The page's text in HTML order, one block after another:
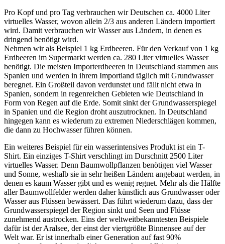
Pro Kopf und pro Tag verbrauchen wir Deutschen ca. 4000 Liter
virtuelles Wasser, wovon allein 2/3 aus anderen Ländern importiert
wird. Damit verbrauchen wir Wasser aus Ländern, in denen es
dringend benötigt wird.
Nehmen wir als Beispiel 1 kg Erdbeeren. Für den Verkauf von 1 kg
Erdbeeren im Supermarkt werden ca. 280 Liter virtuelles Wasser
benötigt. Die meisten Importerdbeeren in Deutschland stammen aus
Spanien und werden in ihrem Importland täglich mit Grundwasser
beregnet. Ein Großteil davon verdunstet und fällt nicht etwa in
Spanien, sondern in regenreichen Gebieten wie Deutschland in
Form von Regen auf die Erde. Somit sinkt der Grundwasserspiegel
in Spanien und die Region droht auszutrocknen. In Deutschland
hingegen kann es wiederum zu extremen Niederschlägen kommen,
die dann zu Hochwasser führen können.
Ein weiteres Beispiel für ein wasserintensives Produkt ist ein T-
Shirt. Ein einziges T-Shirt verschlingt im Durschnitt 2500 Liter
virtuelles Wasser. Denn Baumwollpflanzen benötigen viel Wasser
und Sonne, weshalb sie in sehr heißen Ländern angebaut werden, in
denen es kaum Wasser gibt und es wenig regnet. Mehr als die Hälfte
aller Baumwollfelder werden daher künstlich aus Grundwasser oder
Wasser aus Flüssen bewässert. Das führt wiederum dazu, dass der
Grundwasserspiegel der Region sinkt und Seen und Flüsse
zunehmend austrocken. Eins der weltweitbekanntesten Beispiele
dafür ist der Aralsee, der einst der viertgrößte Binnensee auf der
Welt war. Er ist innerhalb einer Generation auf fast 90%